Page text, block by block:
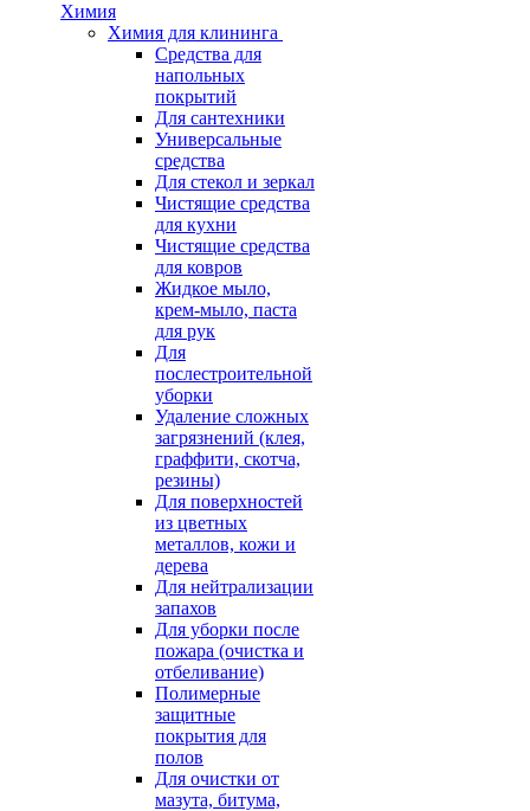
Химия
Химия для клининга
Средства для
напольных
покрытий
Для сантехники
Универсальные
средства
Для стекол и зеркал
Чистящие средства
для кухни
Чистящие средства
для ковров
Жидкое мыло,
крем-мыло, паста
для рук
Для
послестроительной
уборки
Удаление сложных
загрязнений (клея,
граффити, скотча,
резины)
Для поверхностей
из цветных
металлов, кожи и
дерева
Для нейтрализации
запахов
Для уборки после
пожара (очистка и
отбеливание)
Полимерные
защитные
покрытия для
полов
Для очистки от
мазута, битума,